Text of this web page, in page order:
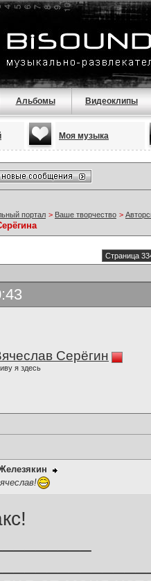
Альбомы Видеоклипы
Моя музыка
портал > Ваше творчество >
Страница
Серёгин
я здесь